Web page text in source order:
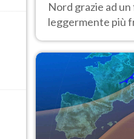
Nord grazie ad un
leggermente più
africano entro